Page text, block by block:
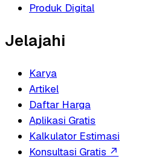
Produk Digital
Jelajahi
Karya
Artikel
Daftar Harga
Aplikasi Gratis
Kalkulator Estimasi
Konsultasi Gratis ↗